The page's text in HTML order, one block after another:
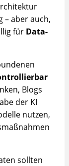
– aber auch,
für Data-
Blogs
der KI
nutzen,
sollten